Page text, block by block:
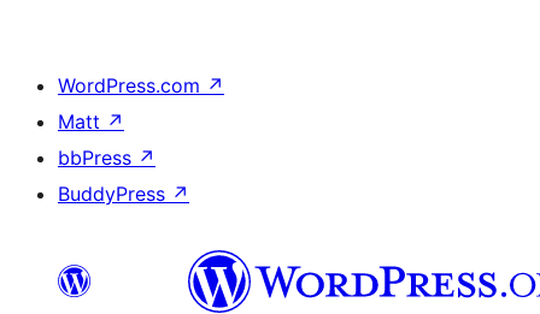
WordPress.com ↗
Matt ↗
bbPress ↗
BuddyPress ↗